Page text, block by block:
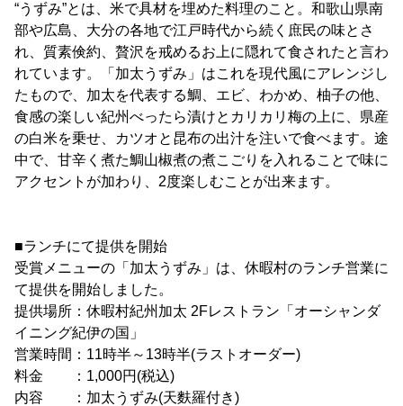
“うずみ”とは、米で具材を埋めた料理のこと。和歌山県南
部や広島、大分の各地で江戸時代から続く庶民の味とさ
れ、質素倹約、贅沢を戒めるお上に隠れて食されたと言わ
れています。「加太うずみ」はこれを現代風にアレンジし
たもので、加太を代表する鯛、エビ、わかめ、柚子の他、
食感の楽しい紀州べったら漬けとカリカリ梅の上に、県産
の白米を乗せ、カツオと昆布の出汁を注いで食べます。途
中で、甘辛く煮た鯛山椒煮の煮こごりを入れることで味に
アクセントが加わり、2度楽しむことが出来ます。
■ランチにて提供を開始
受賞メニューの「加太うずみ」は、休暇村のランチ営業に
て提供を開始しました。
提供場所：休暇村紀州加太 2Fレストラン「オーシャンダ
イニング紀伊の国」
営業時間：11時半～13時半(ラストオーダー)
料金 ：1,000円(税込)
内容 ：加太うずみ(天麩羅付き)